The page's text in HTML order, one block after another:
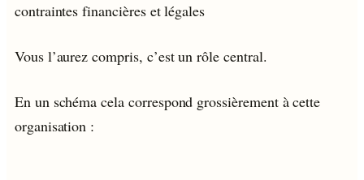
contraintes financières et légales
Vous l’aurez compris, c’est un rôle central.
En un schéma cela correspond grossièrement à cette
organisation :